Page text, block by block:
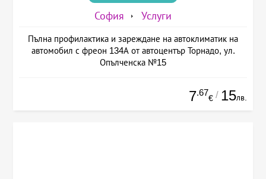
София Услуги
Пълна профилактика и зареждане на автоклиматик на
автомобил с фреон 134А от автоцентър Торнадо, ул.
Опълченска №15
7.67
€ / 15лв.